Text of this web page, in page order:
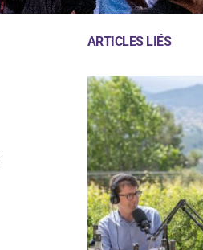
ARTICLES LIÉS